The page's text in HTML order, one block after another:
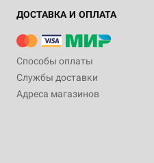
ДОСТАВКА И ОПЛАТА
Способы оплаты
Службы доставки
Адреса магазинов